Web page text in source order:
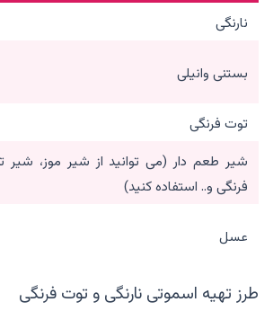
نارنگی
بستنی وانیلی
توت فرنگی
شیر طعم دار (می توانید از شیر موز، شیر
فرنگی و.. استفاده کنید)
عسل
طرز تهیه اسموتی نارنگی و توت فرنگی